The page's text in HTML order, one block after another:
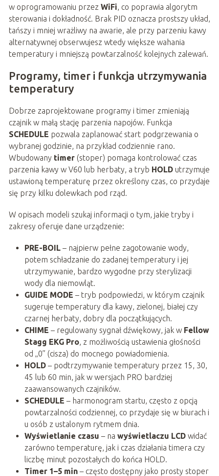
w oprogramowaniu przez WiFi , co poprawia algorytm
sterowania i dokładność. Brak PID oznacza prostszy układ,
tańszy i mniej wrażliwy na awarie, ale przy parzeniu kawy
alternatywnej obserwujesz wtedy większe wahania
temperatury i mniejszą powtarzalność kolejnych zalewań.
Programy, timer i funkcja utrzymywania
temperatury
Dobrze zaprojektowane programy i timer zmieniają
czajnik w małą stację parzenia napojów. Funkcja
SCHEDULE pozwala zaplanować start podgrzewania o
wybranej godzinie, na przykład codziennie rano.
Wbudowany timer(stoper) pomaga kontrolować czas
parzenia kawy w V60 lub herbaty, a tryb HOLDutrzymuje
ustawioną temperaturę przez określony czas, co przydaje
się przy kilku dolewkach pod rząd.
W opisach modeli szukaj informacji o tym, jakie tryby i
zakresy oferuje dane urządzenie:
PRE-BOIL– najpierw pełne zagotowanie wody,
potem schładzanie do zadanej temperatury i jej
utrzymywanie, bardzo wygodne przy sterylizacji
wody dla niemowląt.
GUIDE MODE – tryb podpowiedzi, w którym czajnik
sugeruje temperatury dla kawy, zielonej, białej czy
czarnej herbaty, dobry dla początkujących.
CHIME – regulowany sygnał dźwiękowy, jak w Fellow
Stagg EKG Pro, z możliwością ustawienia głośności
od „0” (cisza) do mocnego powiadomienia.
HOLD– podtrzymywanie temperatury przez 15, 30,
45 lub 60 min, jak w wersjach PRO bardziej
zaawansowanych czajników.
SCHEDULE – harmonogram startu, często z opcją
powtarzalności codziennej, co przydaje się w biurach i
u osób z ustalonym rytmem dnia.
Wyświetlanie czasu – na wyświetlaczu LCDwidać
zarówno temperaturę, jak i czas działania timera czy
liczbę minut pozostałych do końca HOLD.
Timer 1–5 min– często dostępny jako prosty stoper